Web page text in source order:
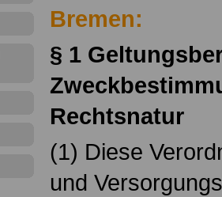
Bremen:
§ 1
Rechtsnatur
(1) Diese
und